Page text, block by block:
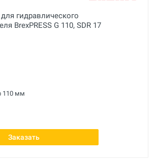
гидравлического
BrexPRESS G 110, SDR 17
110 мм
Заказать